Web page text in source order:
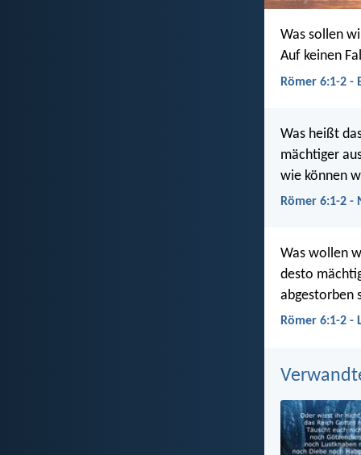
Was sollen
Auf keinen
Römer 6:1-2 -
Was heißt
mächtiger
wie können
Römer 6:1-2 -
Was wollen
desto
abgestorben
Römer 6:1-2 -